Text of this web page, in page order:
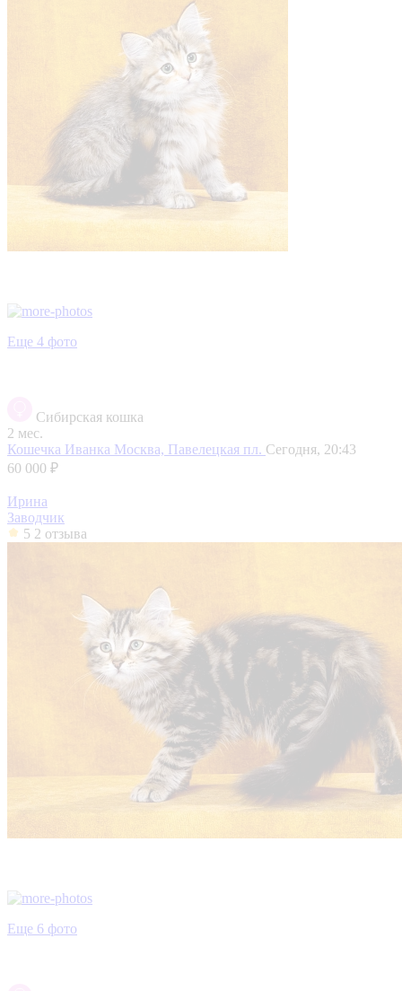
Еще 4 фото
Сибирская кошка
2 мес.
Кошечка Иванка Москва, Павелецкая пл. Сегодня, 20:43
60 000 ₽
Ирина
Заводчик
5 2 отзыва
Еще 6 фото